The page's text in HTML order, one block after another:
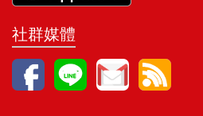
社群媒體